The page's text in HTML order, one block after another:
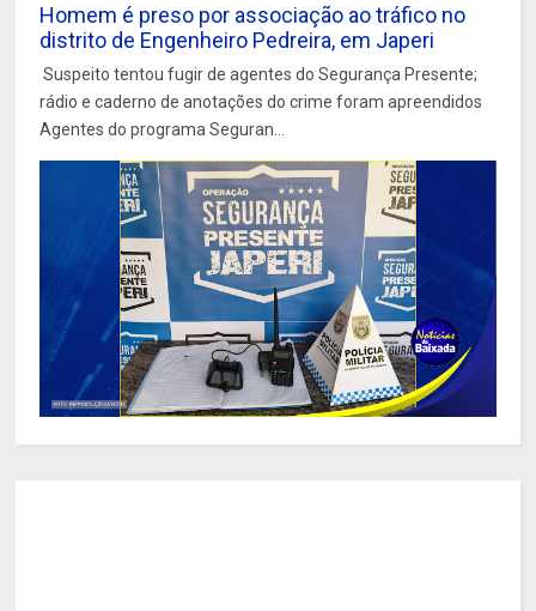
Homem é preso por associação ao tráfico no
distrito de Engenheiro Pedreira, em Japeri
Suspeito tentou fugir de agentes do Segurança Presente;
rádio e caderno de anotações do crime foram apreendidos
Agentes do programa Seguran...